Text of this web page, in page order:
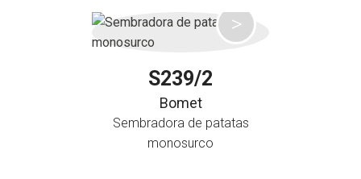
S239/2
Bomet
Sembradora de patatas
monosurco